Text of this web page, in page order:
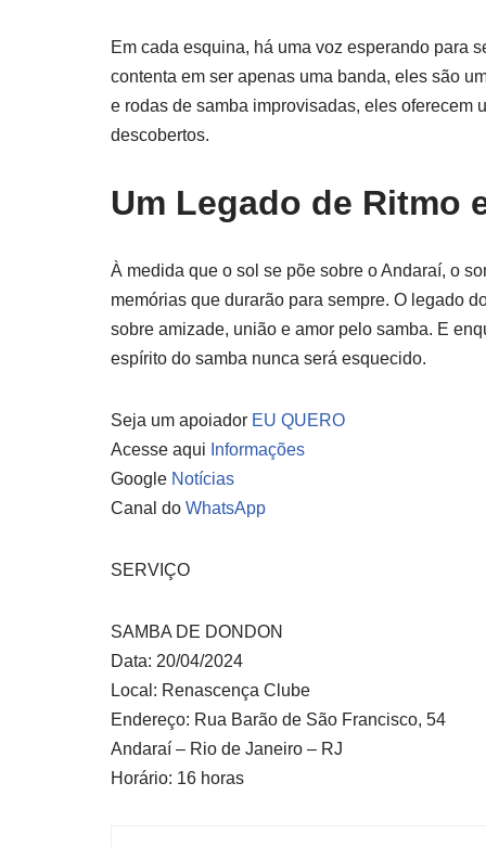
Em cada esquina, há uma voz esperando para
contenta em ser apenas uma banda, eles são
e rodas de samba improvisadas, eles oferecem
descobertos.
Um Legado de Ritmo
À medida que o sol se põe sobre o Andaraí, o
memórias que durarão para sempre. O legado
sobre amizade, união e amor pelo samba. E
espírito do samba nunca será esquecido.
Seja um apoiador EU QUERO
Acesse aqui Informações
Google Notícias
Canal do WhatsApp
SERVIÇO
SAMBA DE DONDON
Data: 20/04/2024
Local: Renascença Clube
Endereço: Rua Barão de São Francisco, 54
Andaraí – Rio de Janeiro – RJ
Horário: 16 horas